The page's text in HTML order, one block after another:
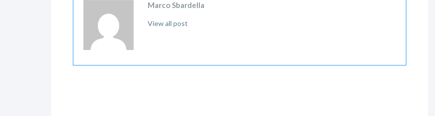
Marco Sbardella
View all post